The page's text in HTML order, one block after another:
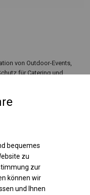
von Outdoor-Events,
für Catering und
auch als Gewerbefläche
genutzt werden.
bequemes
zu
zur
können wir
und Ihnen